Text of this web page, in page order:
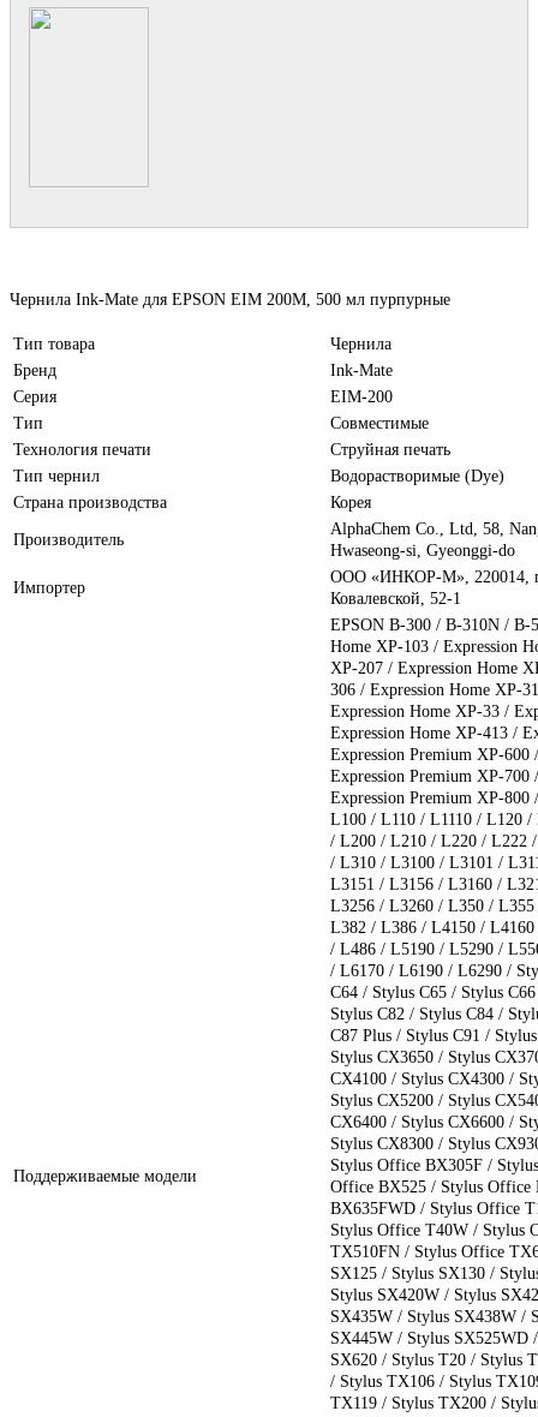
Чернила Ink-Mate для EPSON EIM 200M, 500 мл пурпурные
Тип товара
Чернила
Бренд
Ink-Mate
Серия
EIM-200
Тип
Совместимые
Технология печати
Струйная печать
Тип чернил
Водорастворимые (Dye)
Страна производства
Корея
Производитель
AlphaChem Сo., Ltd, 58,
Hwaseong-si, Gyeonggi-do
Импортер
ООО «ИНКОР-М», 220014,
Ковалевской, 52-1
Поддерживаемые модели
EPSON B-300 / B-310N / B-
Home XP-103 / Expression
XP-207 / Expression Home
306 / Expression Home XP-
Expression Home XP-33 /
Expression Home XP-413 /
Expression Premium XP-
Expression Premium XP-
Expression Premium XP-
L100 / L110 / L1110 / L120
/ L200 / L210 / L220 / L222
/ L310 / L3100 / L3101 /
L3151 / L3156 / L3160 /
L3256 / L3260 / L350 /
L382 / L386 / L4150 /
/ L486 / L5190 / L5290 /
/ L6170 / L6190 / L6290 /
C64 / Stylus C65 / Stylus
Stylus C82 / Stylus C84 /
C87 Plus / Stylus C91 /
Stylus CX3650 / Stylus
CX4100 / Stylus CX4300 /
Stylus CX5200 / Stylus
CX6400 / Stylus CX6600 /
Stylus CX8300 / Stylus
Stylus Office BX305F /
Office BX525 / Stylus Office
BX635FWD / Stylus Office
Stylus Office T40W / Stylus
TX510FN / Stylus Office
SX125 / Stylus SX130 /
Stylus SX420W / Stylus
SX435W / Stylus SX438W /
SX445W / Stylus SX525WD
SX620 / Stylus T20 / Stylus
/ Stylus TX106 / Stylus
TX119 / Stylus TX200 /